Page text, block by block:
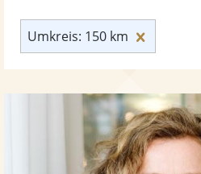
Umkreis: 150 km